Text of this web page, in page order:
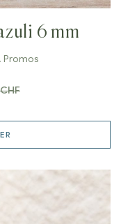
6 mm
,Promos
CHF